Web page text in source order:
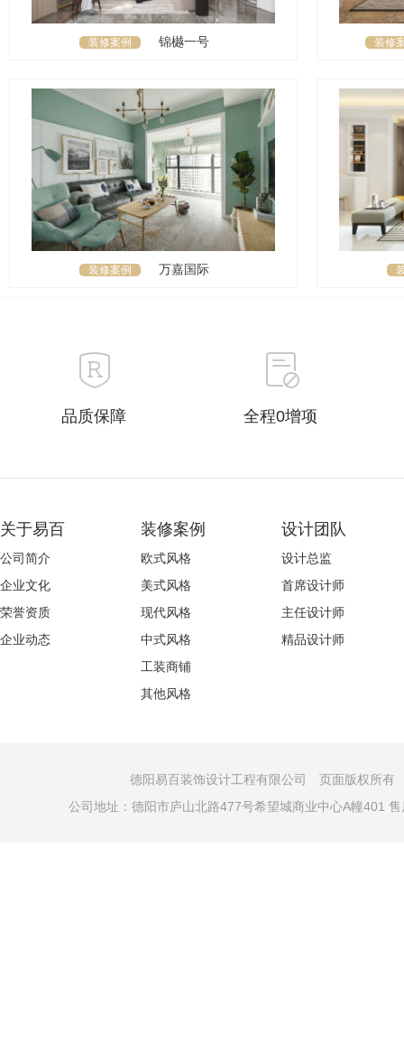
装修案例 锦樾一号 装修
装修案例 万嘉国际
品质保障 全程0增项
关于易百
公司简介
企业文化
荣誉资质
企业动态
装修案例
欧式风格
美式风格
现代风格
中式风格
工装商铺
其他风格
设计团队
设计总监
首席设计师
主任设计师
精品设计师
德阳易百装饰设计工程有限公司 页面版权所
公司地址：德阳市庐山北路477号希望城商业中心A幢401